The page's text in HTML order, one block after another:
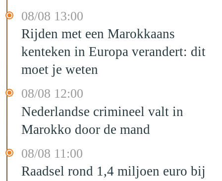
08/08 13:00
Rijden met een Marokkaans
kenteken in Europa verandert: dit
moet je weten
08/08 12:00
Nederlandse crimineel valt in
Marokko door de mand
08/08 11:00
Raadsel rond 1,4 miljoen euro bij